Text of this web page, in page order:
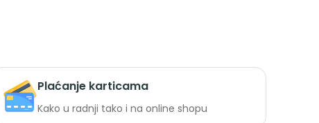
Plaćanje karticama
Kako u radnji tako i na online shopu